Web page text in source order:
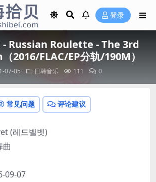
登录
Russian Roulette - The 3rd
2016/FLAC/EP分轨/190M）
07-05 日韩音乐 111 0
常见问题 评论建议
(레드벨벳)
曲
09-07